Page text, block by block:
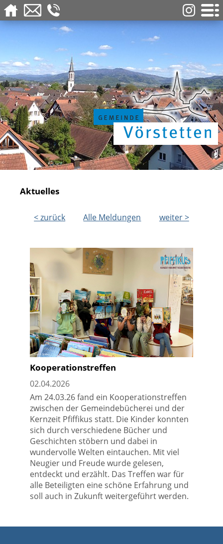
Aktuelles
< zurück Alle Meldungen weiter >
Kooperationstreffen
02.04.2026
Am 24.03.26 fand ein Kooperationstreffen
zwischen der Gemeindebücherei und der
Kernzeit Pfiffikus statt. Die Kinder konnten
sich durch verschiedene Bücher und
Geschichten stöbern und dabei in
wundervolle Welten eintauchen. Mit viel
Neugier und Freude wurde gelesen,
entdeckt und erzählt. Das Treffen war für
alle Beteiligten eine schöne Erfahrung und
soll auch in Zukunft weitergeführt werden.